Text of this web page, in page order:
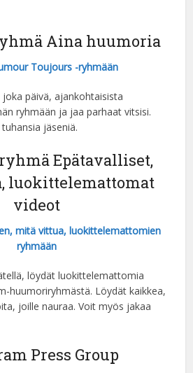
Aina huumoria
Toujours -ryhmään
päivä, ajankohtaisista
ryhmään ja jaa parhaat vitsisi.
jäseniä.
Epätavalliset,
luokittelemattomat
videot
mitä vittua, luokittelemattomien
ryhmään
löydät luokittelemattomia
huumoriryhmästä. Löydät kaikkea,
joille nauraa. Voit myös jakaa
Press Group